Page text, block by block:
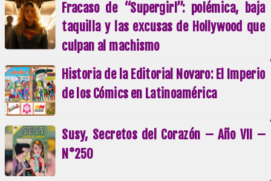
Fracaso de “Supergirl”: polémica, baja
taquilla y las excusas de Hollywood que
culpan al machismo
Historia de la Editorial Novaro: El Imperio
de los Cómics en Latinoamérica
Susy, Secretos del Corazón – Año VII –
N°250